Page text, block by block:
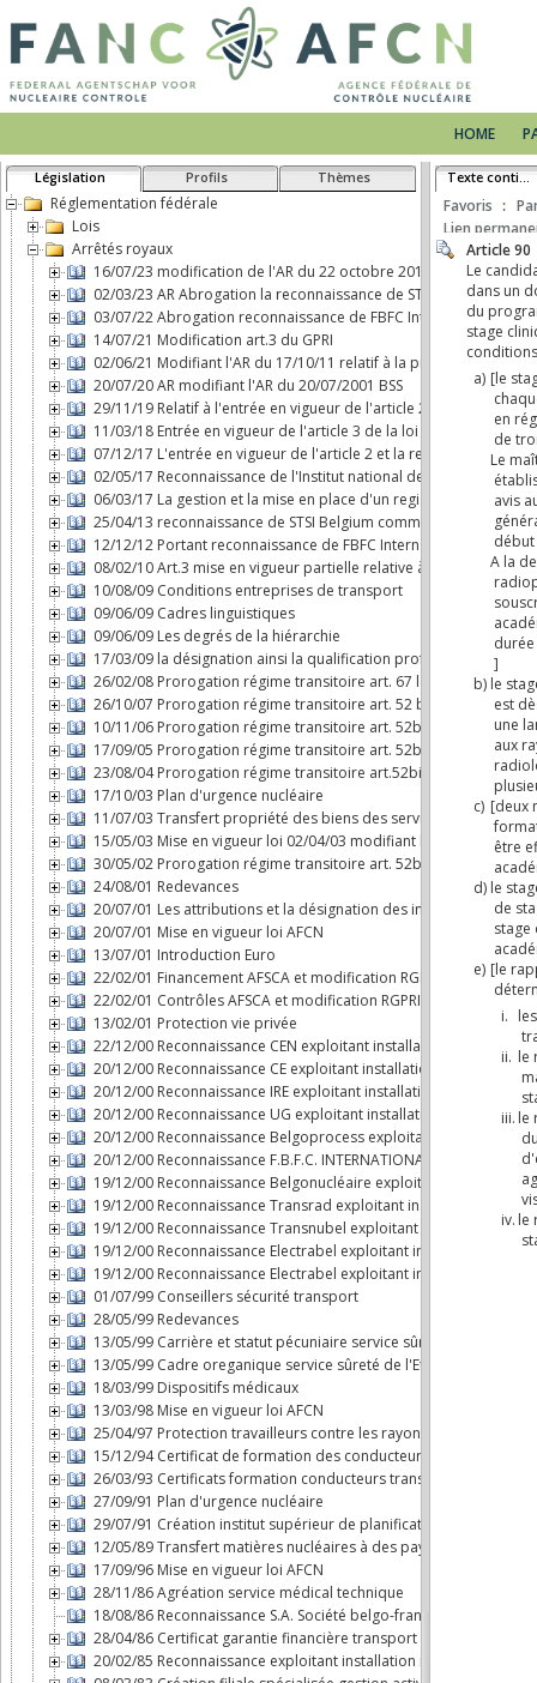
HOME
Législation Profils Thèmes
Réglementation fédérale
Lois
Arrêtés royaux
16/07/23 modification de l'AR du 22 octobre 2017 concernant
02/03/23 AR Abrogation la reconnaissance de STSI Belgium
03/07/22 Abrogation reconnaissance de FBFC International
14/07/21 Modification art.3 du GPRI
02/06/21 Modifiant l'AR du 17/10/11 relatif à la protection
20/07/20 AR modifiant l'AR du 20/07/2001 BSS
29/11/19 Relatif à l'entrée en vigueur de l'article 2, b), de la loi
11/03/18 Entrée en vigueur de l'article 3 de la loi du 7 mai
07/12/17 L'entrée en vigueur de l'article 2 et la responsabilité
02/05/17 Reconnaissance de l'Institut national des
06/03/17 La gestion et la mise en place d'un registre
25/04/13 reconnaissance de STSI Belgium comme transporteur
12/12/12 Portant reconnaissance de FBFC International comme
08/02/10 Art.3 mise en vigueur partielle relative à l'AFCN
10/08/09 Conditions entreprises de transport
09/06/09 Cadres linguistiques
09/06/09 Les degrés de la hiérarchie
17/03/09 la désignation ainsi la qualification professionnelle de
26/02/08 Prorogation régime transitoire art. 67 loi AFCN
26/10/07 Prorogation régime transitoire art. 52 bis loi AFCN
10/11/06 Prorogation régime transitoire art. 52bis loi AFCN
17/09/05 Prorogation régime transitoire art. 52bis loi AFCN
23/08/04 Prorogation régime transitoire art.52bis loi AFCN
17/10/03 Plan d'urgence nucléaire
11/07/03 Transfert propriété des biens des services nucléaires à
15/05/03 Mise en vigueur loi 02/04/03 modifiant loi AFCN
30/05/02 Prorogation régime transitoire art. 52bis loi AFCN
24/08/01 Redevances
20/07/01 Les attributions et la désignation des inspecteurs
20/07/01 Mise en vigueur loi AFCN
13/07/01 Introduction Euro
22/02/01 Financement AFSCA et modification RGPRI
22/02/01 Contrôles AFSCA et modification RGPRI
13/02/01 Protection vie privée
22/12/00 Reconnaissance CEN exploitant installation nucléaire
20/12/00 Reconnaissance CE exploitant installation nucléaire
20/12/00 Reconnaissance IRE exploitant installation nucléaire
20/12/00 Reconnaissance UG exploitant installation nucléaire
20/12/00 Reconnaissance Belgoprocess exploitant installation
20/12/00 Reconnaissance F.B.F.C. INTERNATIONAL exploitant
19/12/00 Reconnaissance Belgonucléaire exploitant installation
19/12/00 Reconnaissance Transrad exploitant installation
19/12/00 Reconnaissance Transnubel exploitant installation
19/12/00 Reconnaissance Electrabel exploitant installation
19/12/00 Reconnaissance Electrabel exploitant installation
01/07/99 Conseillers sécurité transport
28/05/99 Redevances
13/05/99 Carrière et statut pécuniaire service sûreté de l'Etat
13/05/99 Cadre oreganique service sûreté de l'Etat dans le
18/03/99 Dispositifs médicaux
13/03/98 Mise en vigueur loi AFCN
25/04/97 Protection travailleurs contre les rayonnements
15/12/94 Certificat de formation des conducteurs transport
26/03/93 Certificats formation conducteurs transport par route
27/09/91 Plan d'urgence nucléaire
29/07/91 Création institut supérieur de planification d'urgence
12/05/89 Transfert matières nucléaires à des pays non dotés
17/09/96 Mise en vigueur loi AFCN
28/11/86 Agréation service médical technique
18/08/86 Reconnaissance S.A. Société belgo-française d'énergie
28/04/86 Certificat garantie financière transport substances
20/02/85 Reconnaissance exploitant installation nucléaire
Texte continu
Favoris
Lien